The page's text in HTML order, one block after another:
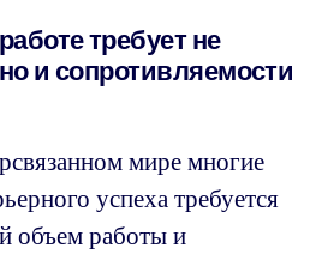
требует не
и сопротивляемости
мире многие
успеха требуется
объем работы и